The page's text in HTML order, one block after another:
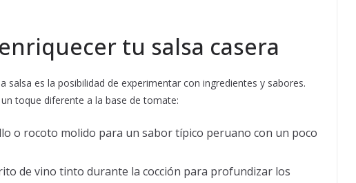
tu salsa casera
salsa es la posibilidad de experimentar con ingredientes y sabores.
toque diferente a la base de tomate:
o rocoto molido para un sabor típico peruano con un poco
de vino tinto durante la cocción para profundizar los